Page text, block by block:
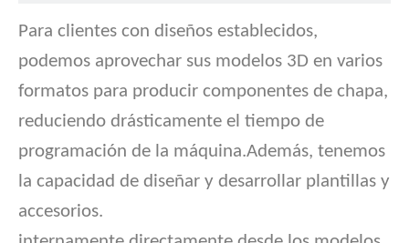
Para clientes con diseños establecidos,
podemos aprovechar sus modelos 3D en varios
formatos para producir componentes de chapa,
reduciendo drásticamente el tiempo de
programación de la máquina.Además, tenemos
la capacidad de diseñar y desarrollar plantillas y
accesorios.